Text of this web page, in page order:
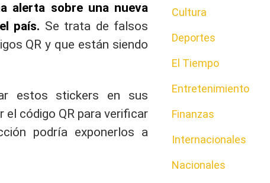
alerta sobre una nueva
país. Se trata de falsos
QR y que están siendo
estos stickers en sus
código QR para verificar
podría exponerlos a
Cultura
Deportes
El Tiempo
Entretenimiento
Finanzas
Internacionales
Nacionales